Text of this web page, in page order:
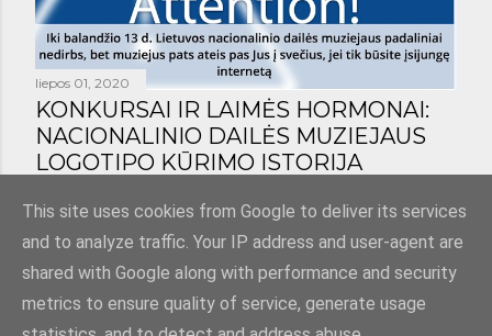
liepos 01, 2020
KONKURSAI IR LAIMĖS HORMONAI:
NACIONALINIO DAILĖS MUZIEJAUS
LOGOTIPO KŪRIMO ISTORIJA
This site uses cookies from Google to deliver its services
and to analyze traffic. Your IP address and user-agent are
shared with Google along with performance and security
metrics to ensure quality of service, generate usage